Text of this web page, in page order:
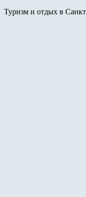
Туризм и отдых в